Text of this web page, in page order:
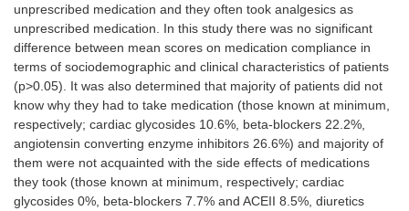
unprescribed medication and they often took analgesics as
unprescribed medication. In this study there was no significant
difference between mean scores on medication compliance in
terms of sociodemographic and clinical characteristics of patients
(p>0.05). It was also determined that majority of patients did not
know why they had to take medication (those known at minimum,
respectively; cardiac glycosides 10.6%, beta-blockers 22.2%,
angiotensin converting enzyme inhibitors 26.6%) and majority of
them were not acquainted with the side effects of medications
they took (those known at minimum, respectively; cardiac
glycosides 0%, beta-blockers 7.7% and ACEII 8.5%, diuretics